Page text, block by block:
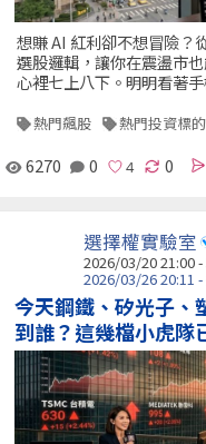
想賺 AI 紅利卻不想冒險？
選股邏輯，讓你在震盪市
心裡七上八下。明明看著
熱門飆股 熱門投資標的
6270 0 0
選擇權實驗室
2026/03/20 21:00 -
2026/03/26 20:11
今天鋼鐵、矽光子
到誰？這幾檔小虎隊